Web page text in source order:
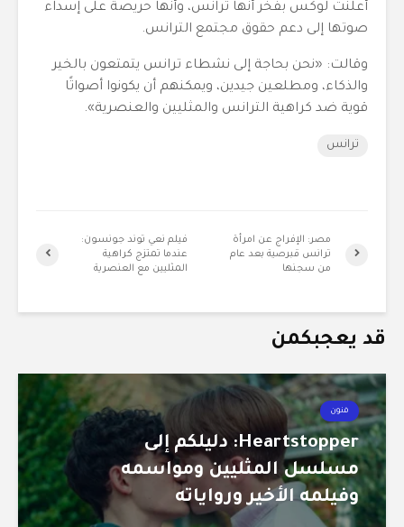
أعلنت لوكس بفخر أنها ترانس، وأنها حريصة على إسداء
صوتها إلى دعم حقوق مجتمع الترانس.
وقالت: «نحن بحاجة إلى نشطاء ترانس يتمتعون بالخير
والذكاء، ومطلعين جيدين، ويمكنهم أن يكونوا أصواتًا
قوية ضد كراهية الترانس والمثليين والعنصرية».
ترانس
فيلم نعي توند جونسون:
عندما تمتزج كراهية
المثليين مع العنصرية
مصر: الإفراج عن امرأة
ترانس قبرصية بعد عام
من سجنها
قد يعجبكمن
فنون
Heartstopper: دليلكم إلى
مسلسل المثليين ومواسمه
وفيلمه الأخير ورواياته